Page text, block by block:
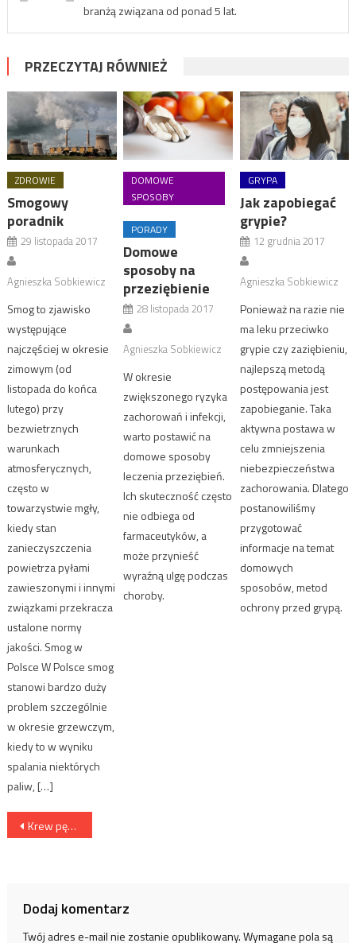
branżą związana od ponad 5 lat.
PRZECZYTAJ RÓWNIEŻ
ZDROWIE
Smogowy
poradnik
29 listopada 2017
Agnieszka Sobkiewicz
Smog to zjawisko
występujące
najczęściej w okresie
zimowym (od
listopada do końca
lutego) przy
bezwietrznych
warunkach
atmosferycznych,
często w
towarzystwie mgły,
kiedy stan
zanieczyszczenia
powietrza pyłami
zawieszonymi i innymi
związkami przekracza
ustalone normy
jakości. Smog w
Polsce W Polsce smog
stanowi bardzo duży
problem szczególnie
w okresie grzewczym,
kiedy to w wyniku
spalania niektórych
paliw, […]
DOMOWE
SPOSOBY
PORADY
Domowe
sposoby na
przeziębienie
28 listopada 2017
Agnieszka Sobkiewicz
W okresie
zwiększonego ryzyka
zachorowań i infekcji,
warto postawić na
domowe sposoby
leczenia przeziębień.
Ich skuteczność często
nie odbiega od
farmaceutyków, a
może przynieść
wyraźną ulgę podczas
choroby.
GRYPA
Jak zapobiegać
grypie?
12 grudnia 2017
Agnieszka Sobkiewicz
Ponieważ na razie nie
ma leku przeciwko
grypie czy zaziębieniu,
najlepszą metodą
postępowania jest
zapobieganie. Taka
aktywna postawa w
celu zmniejszenia
niebezpieczeństwa
zachorowania. Dlatego
postanowiliśmy
przygotować
informacje na temat
domowych
sposobów, metod
ochrony przed grypą.
Nawigacja wpisu
Krew pępowinowa i komórki macierzyste – własciwości, zastosowanie, pobieranie oraz koszty przechowywania
Dodaj komentarz
Twój adres e-mail nie zostanie opublikowany.Wymagane pola są